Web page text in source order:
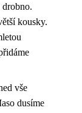
kousky.
vše
dusíme